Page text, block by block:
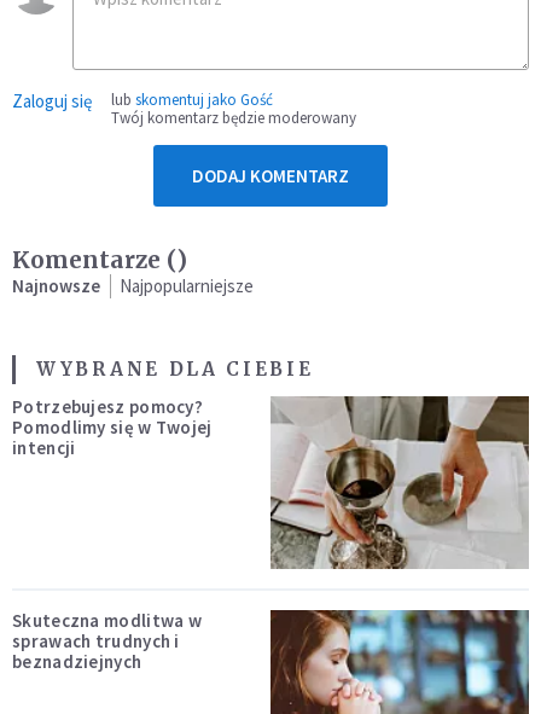
Zaloguj się lub skomentuj jako Gość
Twój komentarz będzie moderowany
DODAJ KOMENTARZ
Komentarze ()
Najnowsze Najpopularniejsze
WYBRANE DLA CIEBIE
Potrzebujesz pomocy?
Pomodlimy się w Twojej
intencji
Skuteczna modlitwa w
sprawach trudnych i
beznadziejnych